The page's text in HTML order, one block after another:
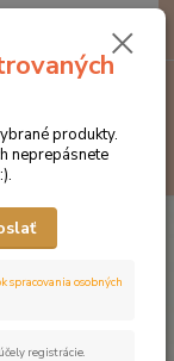
Hľadať
za0 €
MONTAR bunda
čierna
produkty.
neprepásnete
spracovania osobných
registrácie.